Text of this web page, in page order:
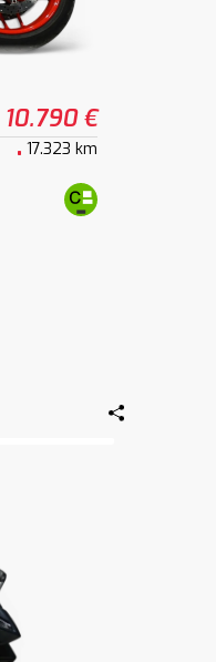
10.790 €
17.323 km